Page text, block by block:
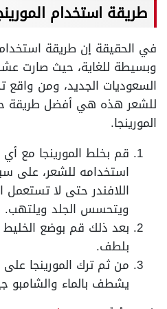
طريقة استخدام
في الحقيقة إن طريقة
وبسيطة للغاية، حيث صارت
السعوديات الجديد، ومن واقع
للشعر هذه هي أفضل طريقة
المورينجا.
قم بخلط المورينجا مع
استخدامه للشعر، على
اللافندر حتى لا
ويتحسس الجلد ويلتهب.
بعد ذلك قم بوضع الخليط
بلطف.
من ثم ترك المورينجا
يشطف بالماء والشامبو